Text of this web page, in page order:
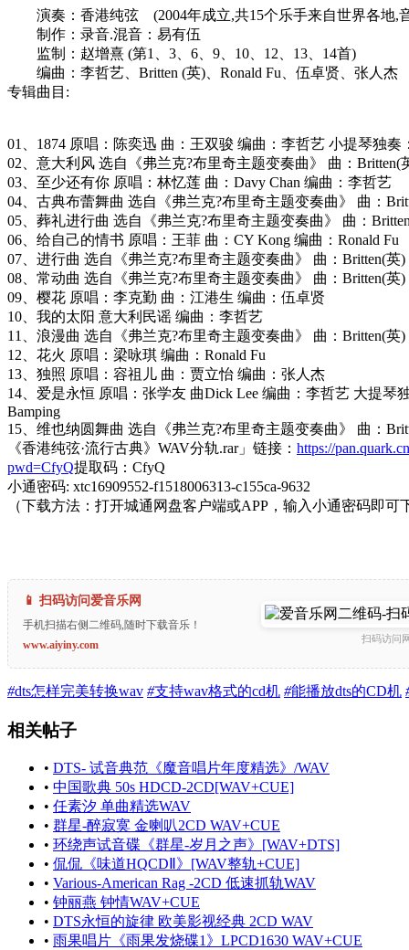
演奏：香港纯弦 (2004年成立,共15个乐手来自世界各地,
制作：录音.混音：易有伍
监制：赵增熹 (第1、3、6、9、10、12、13、14首)
编曲：李哲艺、Britten (英)、Ronald Fu、伍卓贤、张人杰
专辑曲目:
01、1874 原唱：陈奕迅 曲：王双骏 编曲：李哲艺 小提琴独奏
02、意大利风 选自《弗兰克?布里奇主题变奏曲》 曲：Britten(
03、至少还有你 原唱：林忆莲 曲：Davy Chan 编曲：李哲艺
04、古典布蕾舞曲 选自《弗兰克?布里奇主题变奏曲》 曲：
05、葬礼进行曲 选自《弗兰克?布里奇主题变奏曲》 曲：
06、给自己的情书 原唱：王菲 曲：CY Kong 编曲：Ronald Fu
07、进行曲 选自《弗兰克?布里奇主题变奏曲》 曲：Britten(英)
08、常动曲 选自《弗兰克?布里奇主题变奏曲》 曲：Britten(英)
09、樱花 原唱：李克勤 曲：江港生 编曲：伍卓贤
10、我的太阳 意大利民谣 编曲：李哲艺
11、浪漫曲 选自《弗兰克?布里奇主题变奏曲》 曲：Britten(英)
12、花火 原唱：梁咏琪 编曲：Ronald Fu
13、独照 原唱：容祖儿 曲：贾立怡 编曲：张人杰
14、爱是永恒 原唱：张学友 曲Dick Lee 编曲：李哲艺 大提琴
Bamping
15、维也纳圆舞曲 选自《弗兰克?布里奇主题变奏曲》 曲：
《香港纯弦·流行古典》WAV分轨.rar」链接： https://
pwd=CfyQ提取码：CfyQ
小通密码: xtc16909552-f1518006313-c155ca-9632
（下载方法：打开城通网盘客户端或APP，输入小通密码即可
📱 扫码访问爱音乐网
手机扫描右侧二维码,随时下载音乐！
www.aiyiny.com
扫码访问
#dts怎样完美转换wav #支持wav格式的cd机 #能播放dts的CD机
相关帖子
• DTS- 试音典范《魔音唱片年度精选》/WAV
• 中国歌典 50s HDCD-2CD[WAV+CUE]
• 任素汐 单曲精选WAV
• 群星-醉寂寞 金喇叭2CD WAV+CUE
• 环绕声试音碟《群星-岁月之声》[WAV+DTS]
• 侃侃《味道HQCDⅡ》[WAV整轨+CUE]
• Various-American Rag -2CD 低速抓轨WAV
• 钟丽燕 钟情WAV+CUE
• DTS永恒的旋律 欧美影视经典 2CD WAV
• 雨果唱片《雨果发烧碟1》LPCD1630 WAV+CUE